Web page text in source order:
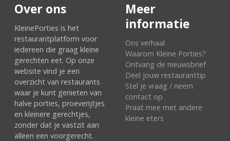
Over ons
KleinePorties is het
restaurantplatform voor
iedereen die graag kleine
gerechten eet. Op onze
website vind je een
overzicht van restaurants
waar je kunt genieten van
halve porties, proeverijtjes
en kleinere gerechtjes,
zonder dat je vastzit aan
alleen een voorgerecht.
Meer
informatie
Ons verhaal
Waarom Kleine Porties?
Ontvang de nieuwsbrief
Deel jouw restauranttip
Stel je vraag / neem
contact op
Praat mee met andere
kleine eters